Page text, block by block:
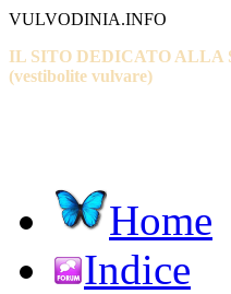
VULVODINIA.INFO
IL SITO DEDICATO ALLA
(vestibolite vulvare)
Home
Indice